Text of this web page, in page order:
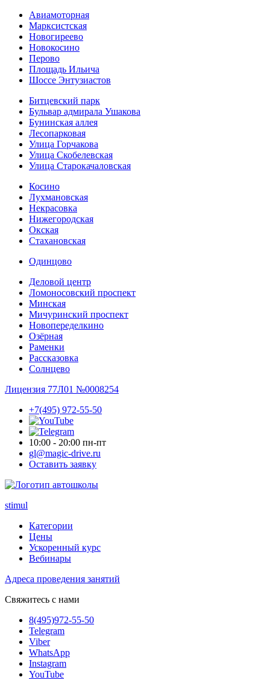
Авиамоторная
Марксистская
Новогиреево
Новокосино
Перово
Площадь Ильича
Шоссе Энтузиастов
Битцевский парк
Бульвар адмирала Ушакова
Бунинская аллея
Лесопарковая
Улица Горчакова
Улица Скобелевская
Улица Старокача­ловская
Косино
Лухмановская
Некрасовка
Нижегородская
Окская
Стахановская
Одинцово
Деловой центр
Ломоносовский проспект
Минская
Мичуринский проспект
Новопере­делкино
Озёрная
Раменки
Рассказовка
Солнцево
Лицензия 77Л01 №0008254
+7(495) 972-55-50
10:00 - 20:00 пн-пт
gl@magic-drive.ru
Оставить заявку
stimul
Категории
Цены
Ускоренный курс
Вебинары
Адреса проведения занятий
Свяжитесь с нами
8(495)972-55-50
Telegram
Viber
WhatsApp
Instagram
YouTube